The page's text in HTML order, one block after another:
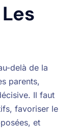
delà de la
parents,
Il faut
favoriser le
et